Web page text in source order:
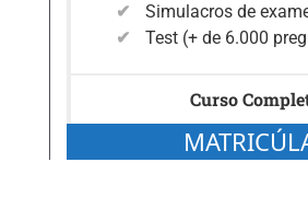
Simulacros de
Test (+ de 6.000
Curso